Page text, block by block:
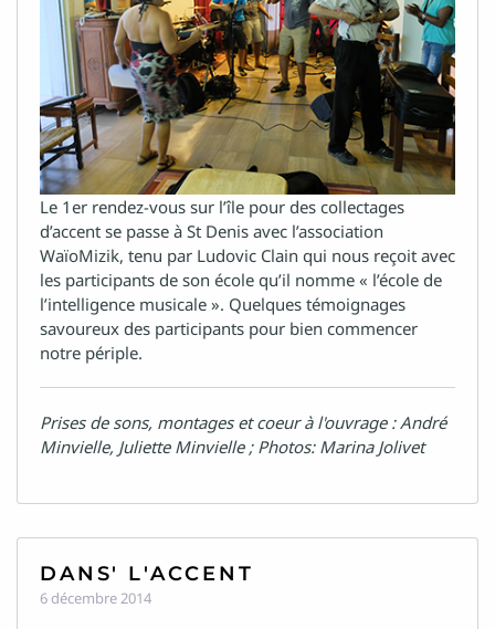
Le 1er rendez-vous sur l’île pour des collectages
d’accent se passe à St Denis avec l’association
WaïoMizik, tenu par Ludovic Clain qui nous reçoit avec
les participants de son école qu’il nomme « l’école de
l’intelligence musicale ». Quelques témoignages
savoureux des participants pour bien commencer
notre périple.
Prises de sons, montages et coeur à l'ouvrage : André
Minvielle, Juliette Minvielle ; Photos: Marina Jolivet
DANS' L'ACCENT
6 décembre 2014